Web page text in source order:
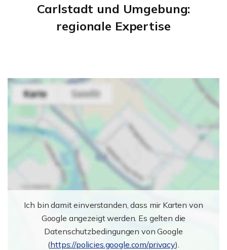
Carlstadt und Umgebung:
regionale Expertise
Ich bin damit einverstanden, dass mir Karten von
Google angezeigt werden. Es gelten die
Datenschutzbedingungen von Google
(https://policies.google.com/privacy).